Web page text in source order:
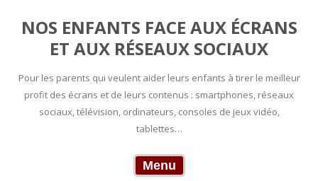
NOS ENFANTS FACE AUX ÉCRANS
ET AUX RÉSEAUX SOCIAUX
Pour les parents qui veulent aider leurs enfants à tirer le meilleur
profit des écrans et de leurs contenus : smartphones, réseaux
sociaux, télévision, ordinateurs, consoles de jeux vidéo,
tablettes…
Menu